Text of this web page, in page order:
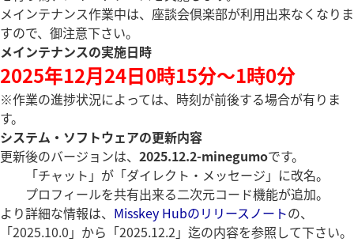
メインテナンス作業中は、座談会倶楽部が利用出来なくなりま
すので、御注意下さい。
メインテナンスの実施日時
2025年12月24日0時15分～1時0分
※作業の進捗状況によっては、時刻が前後する場合が有りま
す。
システム・ソフトウェアの更新内容
更新後のバージョンは、 2025.12.2-minegumoです。
「チャット」が「ダイレクト・メッセージ」に改名。
プロフィールを共有出来る二次元コード機能が追加。
より詳細な情報は、 Misskey Hubのリリースノートの、
「2025.10.0」から「2025.12.2」迄の内容を参照して下さい。